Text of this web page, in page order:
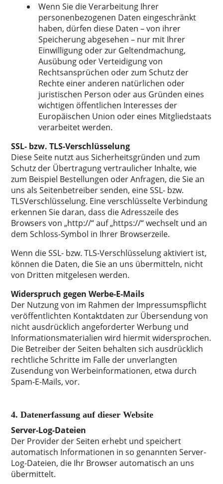
Wenn Sie die Verarbeitung Ihrer
personenbezogenen Daten eingeschränkt
haben, dürfen diese Daten – von ihrer
Speicherung abgesehen – nur mit Ihrer
Einwilligung oder zur Geltendmachung,
Ausübung oder Verteidigung von
Rechtsansprüchen oder zum Schutz der
Rechte einer anderen natürlichen oder
juristischen Person oder aus Gründen eines
wichtigen öffentlichen Interesses der
Europäischen Union oder eines Mitgliedstaats
verarbeitet werden.
SSL- bzw. TLS-Verschlüsselung
Diese Seite nutzt aus Sicherheitsgründen und zum
Schutz der Übertragung vertraulicher Inhalte, wie
zum Beispiel Bestellungen oder Anfragen, die Sie an
uns als Seitenbetreiber senden, eine SSL- bzw.
TLSVerschlüsselung. Eine verschlüsselte Verbindung
erkennen Sie daran, dass die Adresszeile des
Browsers von „http://“ auf „https://“ wechselt und an
dem Schloss-Symbol in Ihrer Browserzeile.
Wenn die SSL- bzw. TLS-Verschlüsselung aktiviert ist,
können die Daten, die Sie an uns übermitteln, nicht
von Dritten mitgelesen werden.
Widerspruch gegen Werbe-E-Mails
Der Nutzung von im Rahmen der Impressumspflicht
veröffentlichten Kontaktdaten zur Übersendung von
nicht ausdrücklich angeforderter Werbung und
Informationsmaterialien wird hiermit widersprochen.
Die Betreiber der Seiten behalten sich ausdrücklich
rechtliche Schritte im Falle der unverlangten
Zusendung von Werbeinformationen, etwa durch
Spam-E-Mails, vor.
4. Datenerfassung auf dieser Website
Server-Log-Dateien
Der Provider der Seiten erhebt und speichert
automatisch Informationen in so genannten Server-
Log-Dateien, die Ihr Browser automatisch an uns
übermittelt.